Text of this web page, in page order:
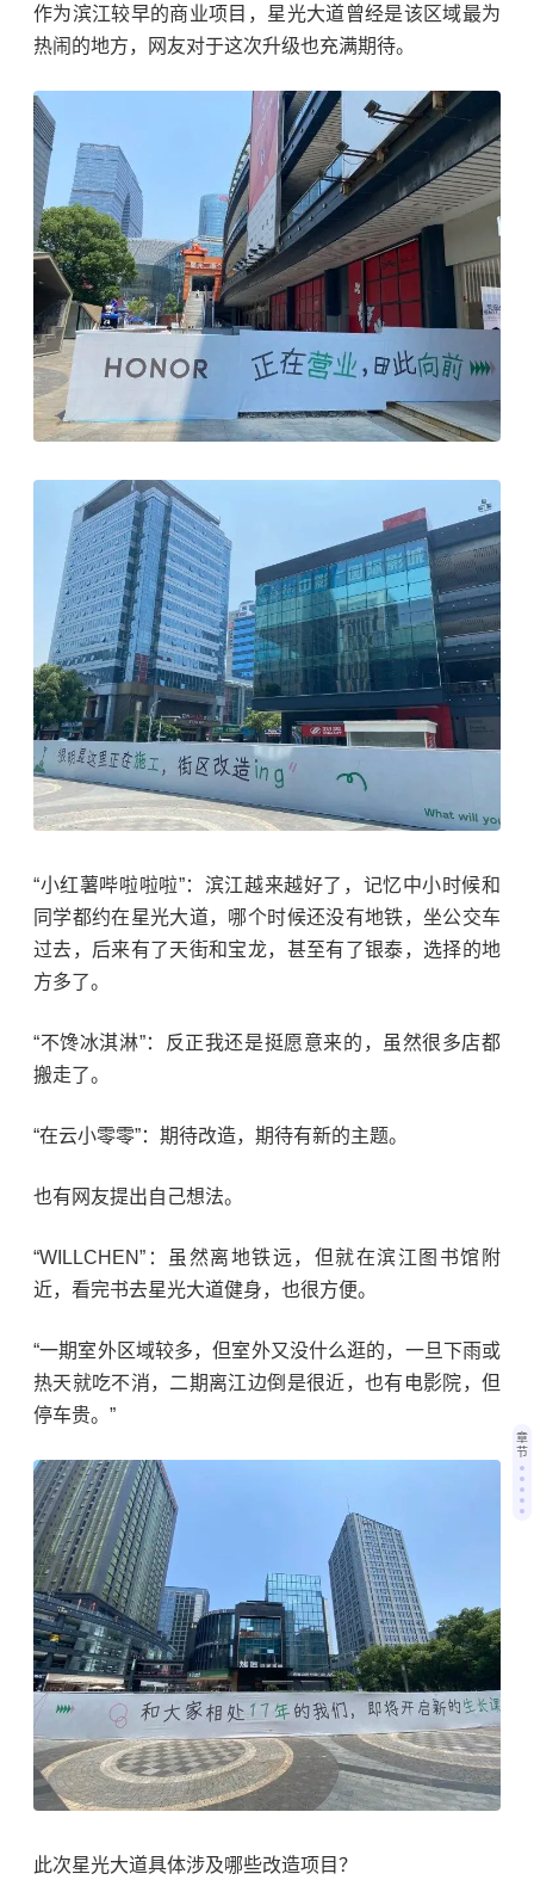
作为滨江较早的商业项目，星光大道曾经是该区域最为
热闹的地方，网友对于这次升级也充满期待。
“小红薯哔啦啦啦”：滨江越来越好了，记忆中小时候和
同学都约在星光大道， 哪个时候还没有地铁，坐公交车
过去，后来有了天街和宝龙，甚至有了银泰，选择的地
方多了。
“不馋冰淇淋”：反正我还是挺愿意来的，虽然很多店都
搬走了。
“在云小零零”：期待改造，期待有新的主题。
也有网友提出自己想法。
“WILLCHEN”：虽然离地铁远，但就在滨江图书馆附
近，看完书去星光大道健身，也很方便。
“一期室外区域较多，但室外又没什么逛的，一旦下雨或
热天就吃不消，二期离江边倒是很近，也有电影院，但
停车贵。”
此次星光大道具体涉及哪些改造项目？
章
节